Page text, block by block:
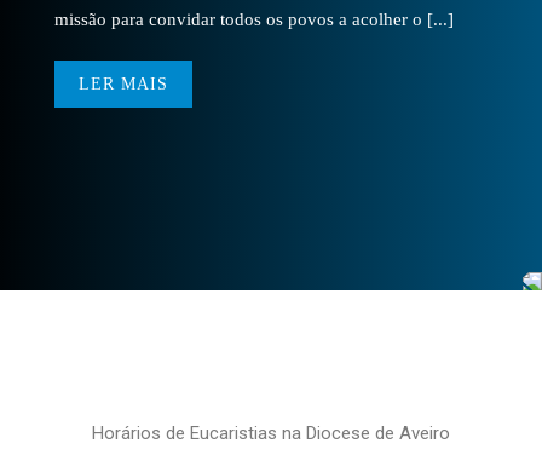
missão para convidar todos os povos a acolher o [...]
LER MAIS
Horários de Eucaristias na Diocese de Aveiro